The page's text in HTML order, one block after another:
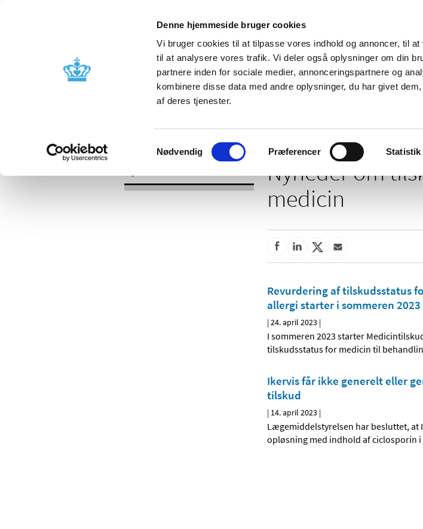
Denne hjemmeside bruger cookies
Vi bruger cookies til at tilpasse vores indhold og annoncer, til
til at analysere vores trafik. Vi deler også oplysninger om din
partnere inden for sociale medier, annonceringspartnere og
kombinere disse data med andre oplysninger, du har givet
af deres tjenester.
Samtykkevalg
Nødvendig Præferencer Statistik
Godkendelse og
Bivirkninger og
produktinformation
Tilskud og
Nyheder om
medicin
Revurdering af tilskudsstatus
allergi starter i sommeren 2023
|24. april 2023 |
I sommeren 2023 starter
tilskudsstatus for medicin til
Ikervis får ikke generelt eller
tilskud
| 14. april 2023 |
Lægemiddelstyrelsen har besluttet, at
opløsning med indhold af ciclosporin